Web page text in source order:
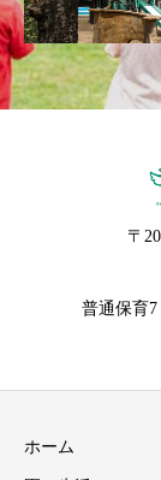
〒
普通保育7
ホーム